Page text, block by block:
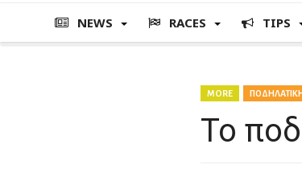
NEWS RACES TIPS
MORE
Το